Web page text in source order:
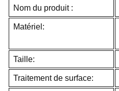
Nom du produit :
Matériel:
Taille:
Traitement de surface: